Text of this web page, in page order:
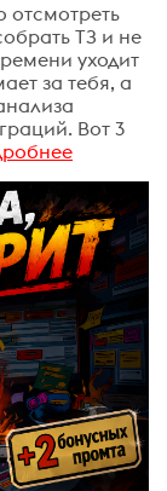
отсмотреть
ТЗ и не
уходит
за тебя, а
Вот 3